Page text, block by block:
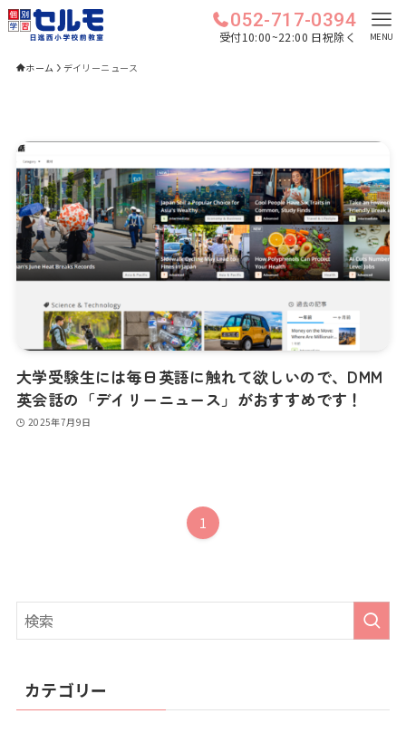
052-717-0394
受付10:00~22:00 日祝除く MENU
ホーム デイリーニュース
大学受験生には毎日英語に触れて欲しいので、DMM
英会話の「デイリーニュース」がおすすめです！
2025年7月9日
1
カテゴリー